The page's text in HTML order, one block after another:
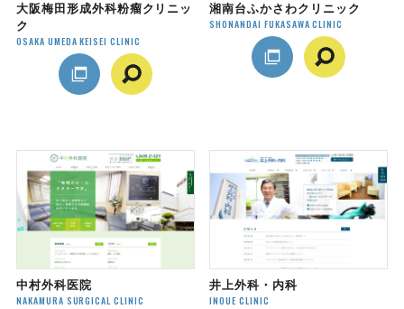
大阪梅田形成外科粉瘤クリニッ
ク
OSAKA UMEDA KEISEI CLINIC
湘南台ふかさわクリニック
SHONANDAI FUKASAWA CLINIC
中村外科医院
NAKAMURA SURGICAL CLINIC
井上外科・内科
INOUE CLINIC